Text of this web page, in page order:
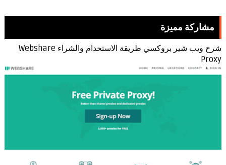
مشاركة مميزة
شرح ويب شير بروكسي طريقة الاستخدام والشراء Webshare
Proxy